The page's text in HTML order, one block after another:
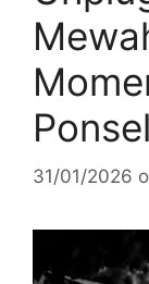
Ponsel
31/01/2026